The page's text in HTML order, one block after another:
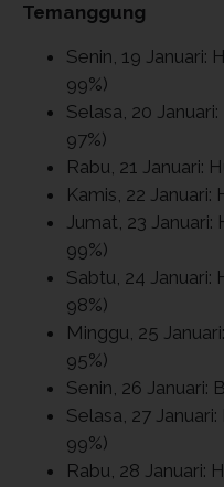
Temanggung
Senin, 19 Januari:
99%)
Selasa, 20
97%)
Rabu, 21 Januari:
Kamis, 22 Januari:
Jumat, 23 Januari:
99%)
Sabtu, 24 Januari:
98%)
Minggu, 25
95%)
Senin, 26 Januari:
Selasa, 27
99%)
Rabu, 28 Januari: